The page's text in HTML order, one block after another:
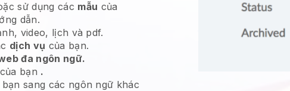
sử dụng các mẫu của
dẫn.
video, lịch và pdf.
dịch vụ của bạn.
đa ngôn ngữ.
của bạn .
sang các ngôn ngữ khác